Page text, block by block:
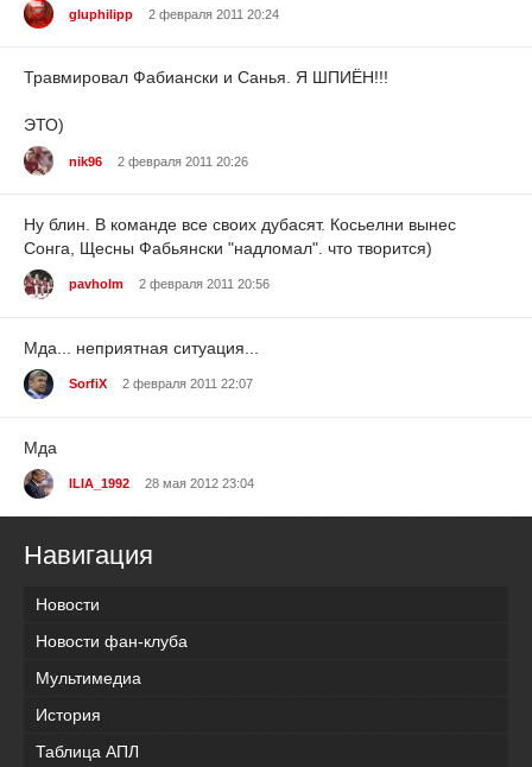
gluphilipp 2 февраля 2011 20:24
Травмировал Фабиански и Санья. Я ШПИЁН!!!
ЭТО)
nik96 2 февраля 2011 20:26
Ну блин. В команде все своих дубасят. Косьелни вынес
Сонга, Щесны Фабьянски "надломал". что творится)
pavholm 2 февраля 2011 20:56
Мда... неприятная ситуация...
SorfiX 2 февраля 2011 22:07
Мда
ILIA_1992 28 мая 2012 23:04
Навигация
Новости
Новости фан-клуба
Мультимедиа
История
Таблица АПЛ